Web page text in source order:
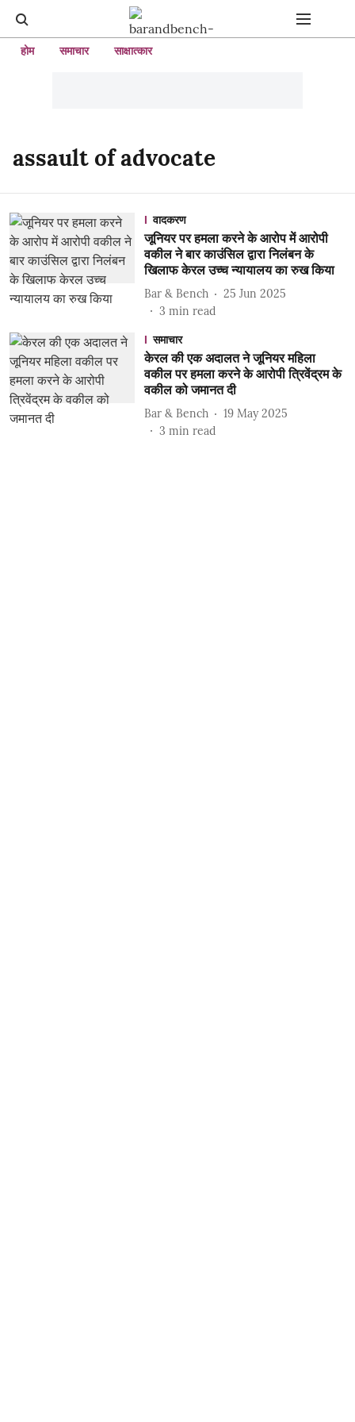
होम समाचार साक्षात्कार
assault of advocate
वादकरण
जूनियर पर हमला करने के आरोप में आरोपी
वकील ने बार काउंसिल द्वारा निलंबन के
खिलाफ केरल उच्च न्यायालय का रुख किया
Bar & Bench
25 Jun 2025
3 min read
समाचार
केरल की एक अदालत ने जूनियर महिला
वकील पर हमला करने के आरोपी त्रिवेंद्रम के
वकील को जमानत दी
Bar & Bench
19 May 2025
3 min read